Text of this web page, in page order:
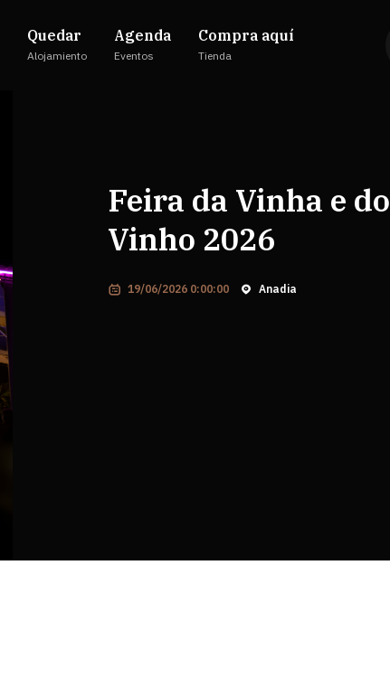
Quedar
Alojamiento
Agenda
Eventos
Compra aquí
Tienda
Feira da Vinha e do
Vinho 2026
19/06/2026 0:00:00 Anadia